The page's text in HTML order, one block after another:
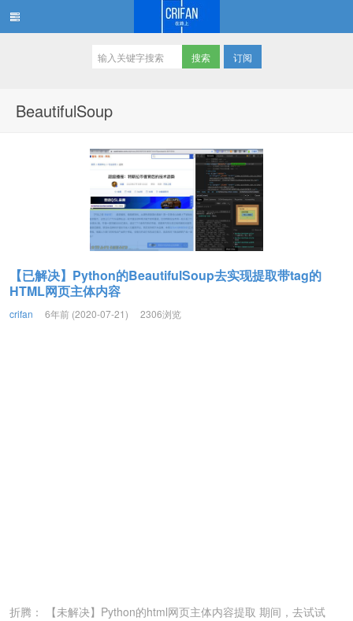
订阅
BeautifulSoup
【已解决】Python的BeautifulSoup去实现提取带tag的
HTML网页主体内容
crifan 6年前 (2020-07-21) 2306浏览
折腾： 【未解决】Python的html网页主体内容提取 期间，去试试